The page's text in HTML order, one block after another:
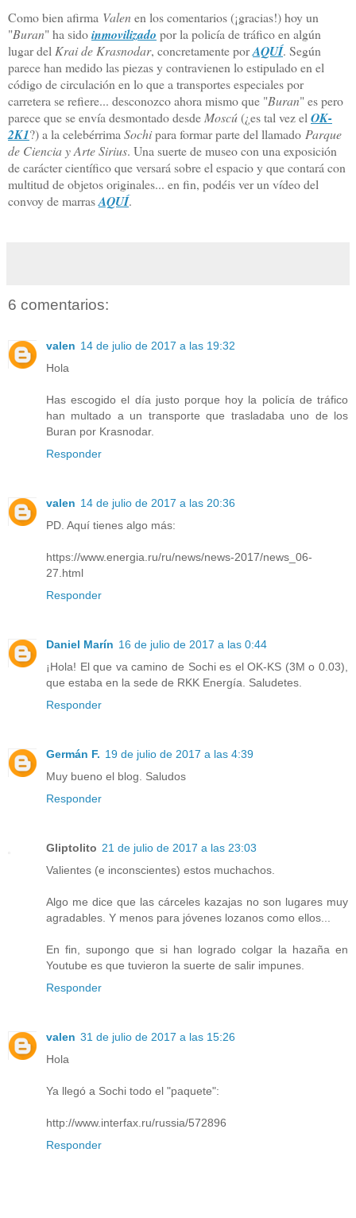
Como bien afirma Valenen los comentarios (¡gracias!) hoy un
"Buran" ha sidoinmovilizado por la policía de tráfico en algún
lugar del Krai de Krasnodar, concretamente porAQUÍ. Según
parece han medido las piezas y contravienen lo estipulado en el
código de circulación en lo que a transportes especiales por
carretera se refiere... desconozco ahora mismo que "Buran" es pero
parece que se envía desmontado desde Moscú(¿es tal vez el OK-
2K1?) a la celebérrima Sochipara formar parte del llamado Parque
de Ciencia y Arte Sirius. Una suerte de museo con una exposición
de carácter científico que versará sobre el espacio y que contará con
multitud de objetos originales... en fin, podéis ver un vídeo del
convoy de marrasAQUÍ.
6 comentarios:
valen 14 de julio de 2017 a las 19:32
Hola
Has escogido el día justo porque hoy la policía de tráfico
han multado a un transporte que trasladaba uno de los
Buran por Krasnodar.
Responder
valen 14 de julio de 2017 a las 20:36
PD. Aquí tienes algo más:
https://www.energia.ru/ru/news/news-2017/news_06-
27.html
Responder
Daniel Marín 16 de julio de 2017 a las 0:44
¡Hola! El que va camino de Sochi es el OK-KS (3M o 0.03),
que estaba en la sede de RKK Energía. Saludetes.
Responder
Germán F. 19 de julio de 2017 a las 4:39
Muy bueno el blog. Saludos
Responder
Gliptolito 21 de julio de 2017 a las 23:03
Valientes (e inconscientes) estos muchachos.
Algo me dice que las cárceles kazajas no son lugares muy
agradables. Y menos para jóvenes lozanos como ellos...
En fin, supongo que si han logrado colgar la hazaña en
Youtube es que tuvieron la suerte de salir impunes.
Responder
valen 31 de julio de 2017 a las 15:26
Hola
Ya llegó a Sochi todo el "paquete":
http://www.interfax.ru/russia/572896
Responder